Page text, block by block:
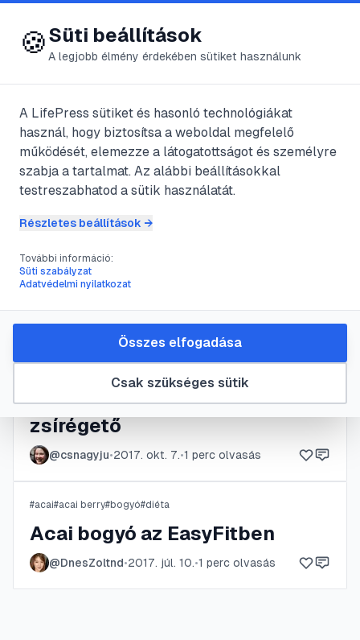
😍 LifePress
🏷️#acai berry
3cikk található ezzel a címkével
Az étrend-kiegészítő Acai
Berry
@HonaiZsanett•2017. nov. 19.•1perc olvasás
EasyFit , a természetes
zsírégető
@csnagyju•2017. okt. 7.•1 perc olvasás
#acai#acai berry#bogyó#diéta
Acai bogyó az EasyFitben
@DnesZoltnd•2017. júl. 10.•1 perc olvasás
🍪Süti beállítások
A legjobb élmény érdekében sütiket használunk
A LifePress sütiket és hasonló technológiákat
használ, hogy biztosítsa a weboldal megfelelő
működését, elemezze a látogatottságot és személyre
szabja a tartalmat. Az alábbi beállításokkal
testreszabhatod a sütik használatát.
Részletes beállítások →
További információ:
Süti szabályzat
Adatvédelmi nyilatkozat
Csak szükséges sütik
Összes elfogadása